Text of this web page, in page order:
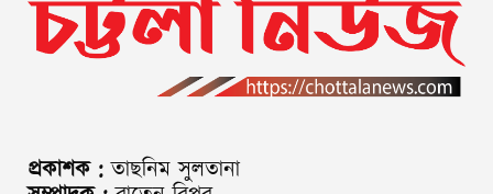
প্রকাশক : তাছনিম সুলতানা